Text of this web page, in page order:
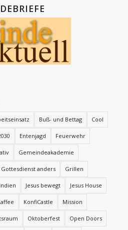
Buß- und Bettag Cool
Entenjagd Feuerwehr
Gemeindeakademie
Gottesdienst anders Grillen
Indien Jesus bewegt Jesus House
KonfiCastle Mission
Oktoberfest Open Doors